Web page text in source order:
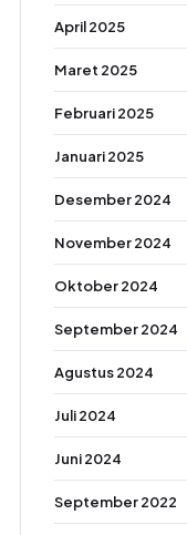
April 2025
Maret 2025
Februari 2025
Januari 2025
Desember 2024
November 2024
Oktober 2024
September 2024
Agustus 2024
Juli 2024
Juni 2024
September 2022